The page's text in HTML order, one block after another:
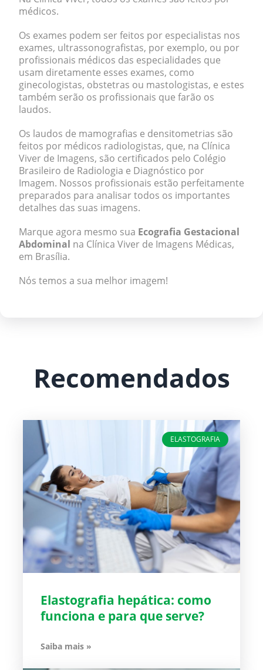
médicos.
Os exames podem ser feitos por especialistas nos
exames, ultrassonografistas, por exemplo, ou por
profissionais médicos das especialidades que
usam diretamente esses exames, como
ginecologistas, obstetras ou mastologistas, e estes
também serão os profissionais que farão os
laudos.
Os laudos de mamografias e densitometrias são
feitos por médicos radiologistas, que, na Clínica
Viver de Imagens, são certificados pelo Colégio
Brasileiro de Radiologia e Diagnóstico por
Imagem. Nossos profissionais estão perfeitamente
preparados para analisar todos os importantes
detalhes das suas imagens.
Marque agora mesmo sua Ecografia Gestacional
Abdominal na Clínica Viver de Imagens Médicas,
em Brasília.
Nós temos a sua melhor imagem!
Recomendados
ELASTOGRAFIA
Elastografia hepática: como
funciona e para que serve?
Saiba mais »